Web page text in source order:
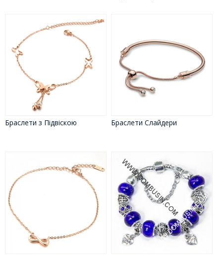
Браслети з Підвіскою Браслети Слайдери